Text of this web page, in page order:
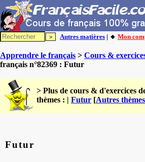
Autres matières | 🔸 Mon
Apprendre le français > Cours &
français n°82369 : Futur
> Plus de cours & d'exercices
thèmes : | Futur [Autres thèmes
Futur